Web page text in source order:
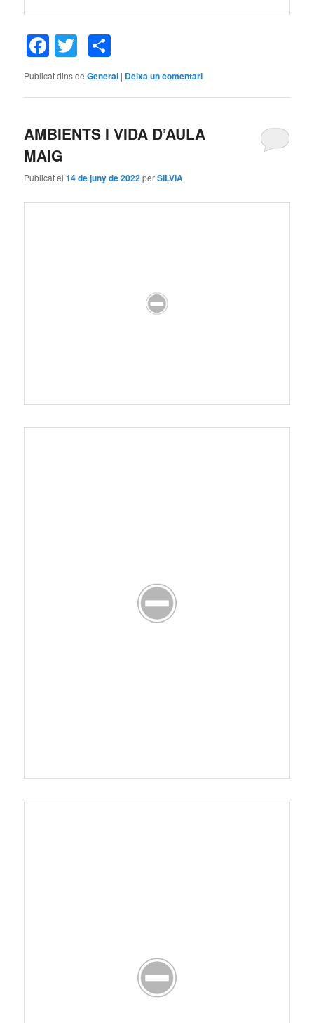
Facebook
Twitter
Publicat dins de General | Deixa un comentari
AMBIENTS I VIDA D’AULA
MAIG
Publicat el14 de juny de 2022perSILVIA